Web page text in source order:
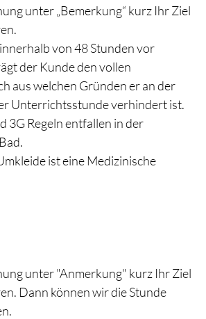
unter „Bemerkung“ kurz Ihr Ziel
von 48 Stunden vor
der Kunde den vollen
aus welchen Gründen er an der
Unterrichtsstunde verhindert ist.
3G Regeln entfallen in der
ist eine Medizinische
unter "Anmerkung" kurz Ihr Ziel
Dann können wir die Stunde